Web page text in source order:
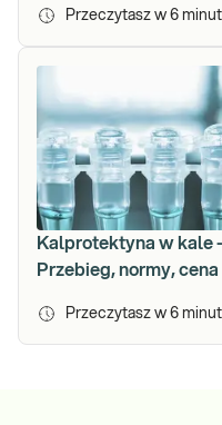
Przeczytasz w 6 minut
Kalprotektyna w kale
Przebieg, normy, cena
Przeczytasz w 6 minut